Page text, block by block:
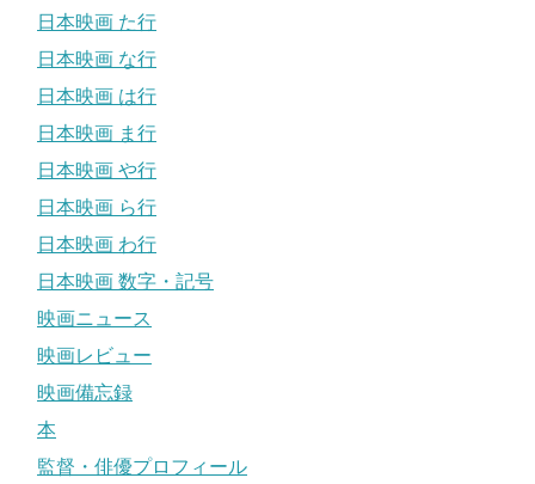
日本映画 た行
日本映画 な行
日本映画 は行
日本映画 ま行
日本映画 や行
日本映画 ら行
日本映画 わ行
日本映画 数字・記号
映画ニュース
映画レビュー
映画備忘録
本
監督・俳優プロフィール